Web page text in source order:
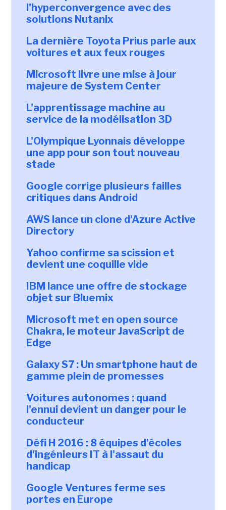
l'hyperconvergence avec des
solutions Nutanix
La dernière Toyota Prius parle aux
voitures et aux feux rouges
Microsoft livre une mise à jour
majeure de System Center
L'apprentissage machine au
service de la modélisation 3D
L'Olympique Lyonnais développe
une app pour son tout nouveau
stade
Google corrige plusieurs failles
critiques dans Android
AWS lance un clone d'Azure Active
Directory
Yahoo confirme sa scission et
devient une coquille vide
IBM lance une offre de stockage
objet sur Bluemix
Microsoft met en open source
Chakra, le moteur JavaScript de
Edge
Galaxy S7 : Un smartphone haut de
gamme plein de promesses
Voitures autonomes : quand
l'ennui devient un danger pour le
conducteur
Défi H 2016 : 8 équipes d'écoles
d'ingénieurs IT à l'assaut du
handicap
Google Ventures ferme ses
portes en Europe